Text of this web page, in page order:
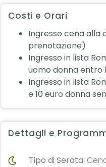
Costi e Orari
Ingresso cena alla
prenotazione)
Ingresso in lista
uomo donna entro
Ingresso in lista
e 10 euro donna
Dettagli e
Tipo di Serata: